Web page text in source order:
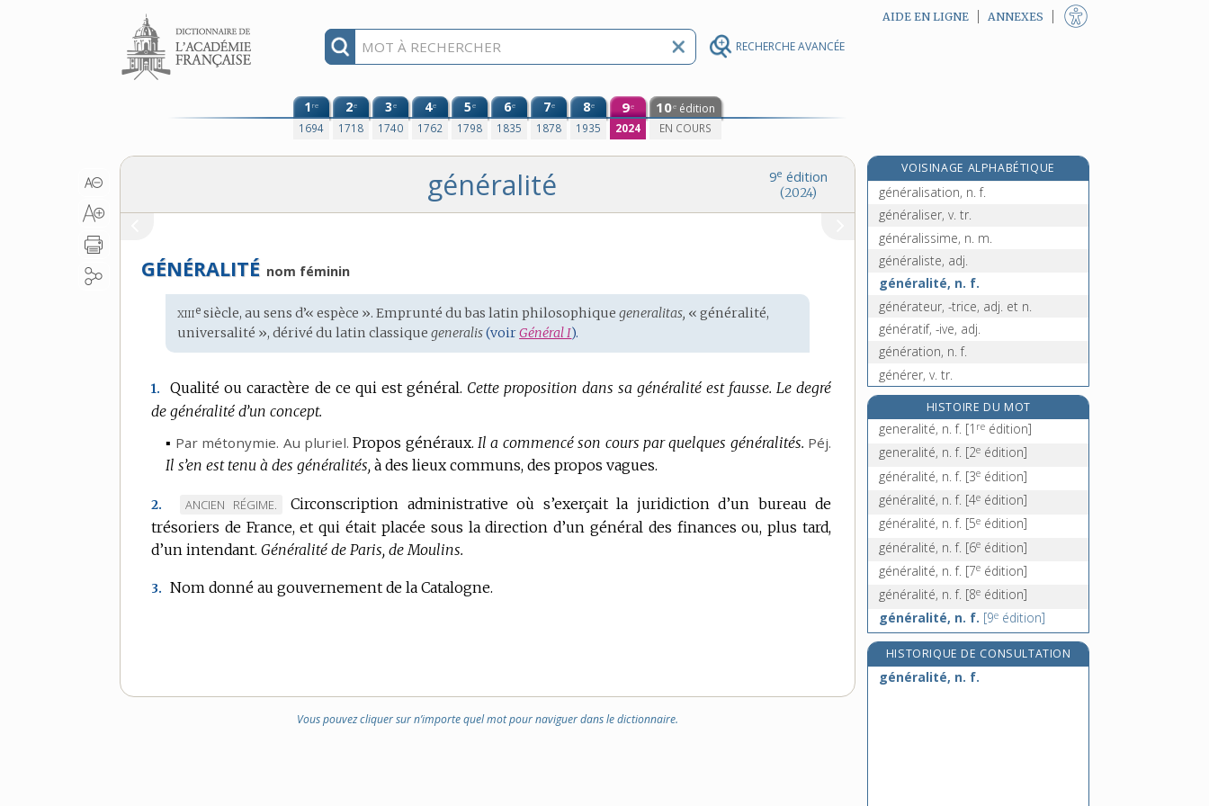
RECHERCHE AVANCÉE
Aller au contenu AIDE EN LIGNE ANNEXES
1re
1694
2e
1718
3e
1740
4e
1762
5e
1798
6e
1835
7e
1878
8e
1935
9e
2024
10e édition
EN COURS
9e édition
(2024)
généralité
GÉNÉRALITÉ nom féminin
Étymologie
:
xiiie siècle, au sens d’« espèce ». Emprunté dubas latin philosophique generalitas, « généralité,
universalité », dérivé dulatin classique generalis(voirGénéral I).
1. Qualité ou caractère de ce qui est général. Cette proposition dans sa généralité est fausse. Le degré
de généralité d’un concept.
▪ Par métonymie. Au pluriel. Propos généraux. Il a commencé son cours par quelques généralités. Péj.
Il s’en est tenu à des généralités, à des lieux communs, des propos vagues.
2.
MARQUE
DE
DOMAINE
ANCIEN RÉGIME.
Circonscription administrative où s’exerçait la juridiction d’un bureau de
trésoriers de France, et qui était placée sous la direction d’un général des finances ou, plus tard,
d’un intendant. Généralité de Paris, de Moulins.
3. Nom donné au gouvernement de la Catalogne.
Vous pouvez cliquer sur n’importe quel mot pour naviguer dans le dictionnaire.
VOISINAGE ALPHABÉTIQUE
généralisateur, -trice, adj.
généralisation, n. f.
généraliser, v. tr.
généralissime, n. m.
généraliste, adj.
généralité, n. f.
générateur, -trice, adj. et n.
génératif, -ive, adj.
génération, n. f.
générer, v. tr.
généreusement, adv.
généreux, -euse, adj.
générique [II], n. m.
générosité, n. f.
HISTOIRE DU MOT
generalité, n. f. [1 re édition]
generalité, n. f. [2e édition]
généralité, n. f. [3e édition]
généralité, n. f. [4e édition]
généralité, n. f. [5e édition]
généralité, n. f. [6e édition]
généralité, n. f. [7e édition]
généralité, n. f. [8e édition]
généralité, n. f. [9e édition]
HISTORIQUE DE CONSULTATION
généralité, n. f.